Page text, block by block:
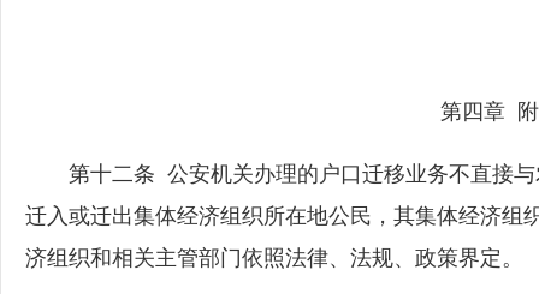
第四章
第十二条 公安机关办理的户口迁移业务不直接与
迁入或迁出集体经济组织所在地公民，其集体经济组
济组织和相关主管部门依照法律、法规、政策界定。